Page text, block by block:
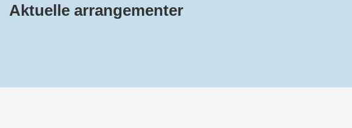
Aktuelle arrangementer